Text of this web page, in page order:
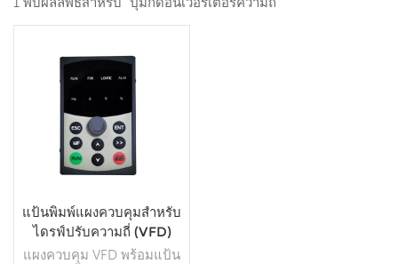
แป้นพิมพ์แผงควบคุมสำหรับ
ไดรฟ์ปรับความถี่ (VFD)
แผงควบคุม VFD พร้อมแป้น